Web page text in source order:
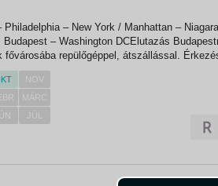
Philadelphia – New York / Manhattan –
fővárosába repülőgéppel, átszállással.
órákban, majd transzfer a szállodába, szállás
Washington DC-ben. 2....
NOV
MÁRC
JÚL